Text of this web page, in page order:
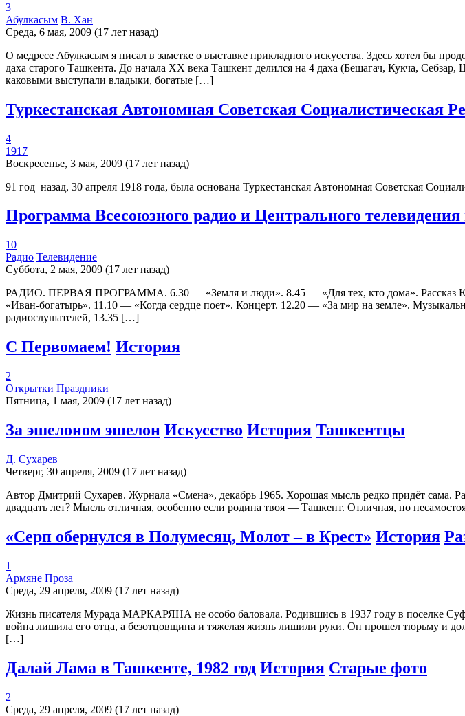
3
Абулкасым В. Хан
Среда, 6 мая, 2009 (17 лет назад)
О медресе Абулкасым я писал в заметке о выставке прикладного искусства. Здесь хотел бы
даха старого Ташкента. До начала ХХ века Ташкент делился на 4 даха (Бешагач, Кукча,
каковыми выступали владыки, богатые […]
Туркестанская Автономная Советская Социалистическая
4
1917
Воскресенье, 3 мая, 2009 (17 лет назад)
91 год назад, 30 апреля 1918 года, была основана Туркестанская Автономная Советская
Программа Всесоюзного радио и Центрального телевидения
10
Радио Телевидение
Суббота, 2 мая, 2009 (17 лет назад)
РАДИО. ПЕРВАЯ ПРОГРАММА. 6.30 — «Земля и люди». 8.45 — «Для тех, кто дома». Рассказ
«Иван-богатырь». 11.10 — «Когда сердце поет». Концерт. 12.20 — «За мир на земле».
радиослушателей, 13.35 […]
С Первомаем! История
2
Открытки Праздники
Пятница, 1 мая, 2009 (17 лет назад)
За эшелоном эшелон Искусство История Ташкентцы
Д. Сухарев
Четверг, 30 апреля, 2009 (17 лет назад)
Автор Дмитрий Сухарев. Журнала «Смена», декабрь 1965. Хорошая мысль редко придёт сама.
двадцать лет? Мысль отличная, особенно если родина твоя — Ташкент. Отличная, но
«Серп обернулся в Полумесяц, Молот – в Крест» История
1
Армяне Проза
Среда, 29 апреля, 2009 (17 лет назад)
Жизнь писателя Мурада МАРКАРЯНА не особо баловала. Родившись в 1937 году в поселке
война лишила его отца, а безотцовщина и тяжелая жизнь лишили руки. Он прошел тюрьму и
[…]
Далай Лама в Ташкенте, 1982 год История Старые фото
2
Среда, 29 апреля, 2009 (17 лет назад)